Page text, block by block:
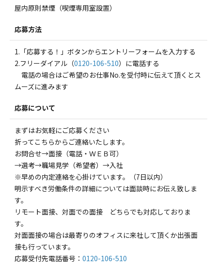
屋内原則禁煙（喫煙専用室設置）
応募方法
1.「応募する！」ボタンからエントリーフォームを入力する
2.フリーダイアル（0120-106-510）に電話する
電話の場合はご希望のお仕事No.を受付時に伝えて頂くとス
ムーズに進みます
応募について
まずはお気軽にご応募ください
折ってこちらからご連絡いたします。
お問合せ→面接（電話・ＷＥＢ可）
→選考→職場見学（希望者）→入社
※早めの内定連絡を心掛けています。（7日以内）
明示すべき労働条件の詳細については面談時にお伝え致しま
す。
リモート面接、対面での面接 どちらでも対応しておりま
す。
対面面接の場合は最寄りのオフィスに来社して頂くか出張面
接も行っています。
応募受付先電話番号： 0120-106-510